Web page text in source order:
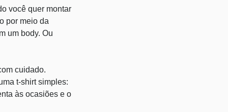
você quer montar
por meio da
um body. Ou
cuidado.
t-shirt simples:
às ocasiões e o